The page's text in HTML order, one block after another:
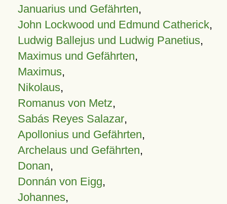
Januarius und Gefährten,
John Lockwood und Edmund Catherick,
Ludwig Ballejus und Ludwig Panetius,
Maximus und Gefährten,
Maximus,
Nikolaus,
Romanus von Metz,
Sabás Reyes Salazar,
Apollonius und Gefährten,
Archelaus und Gefährten,
Donan,
Donnán von Eigg,
Johannes,